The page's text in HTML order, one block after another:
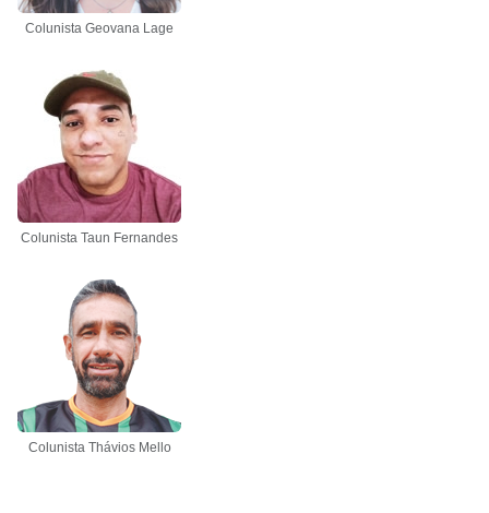
Colunista Geovana Lage
Colunista Taun Fernandes
Colunista Thávios Mello